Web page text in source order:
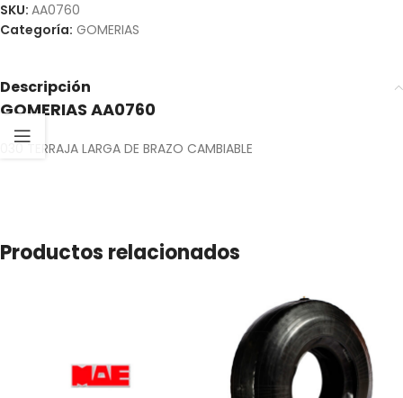
SKU: AA0760
Categoría: GOMERIAS
Descripción
GOMERIAS AA0760
030 TERRAJA LARGA DE BRAZO CAMBIABLE
Productos relacionados